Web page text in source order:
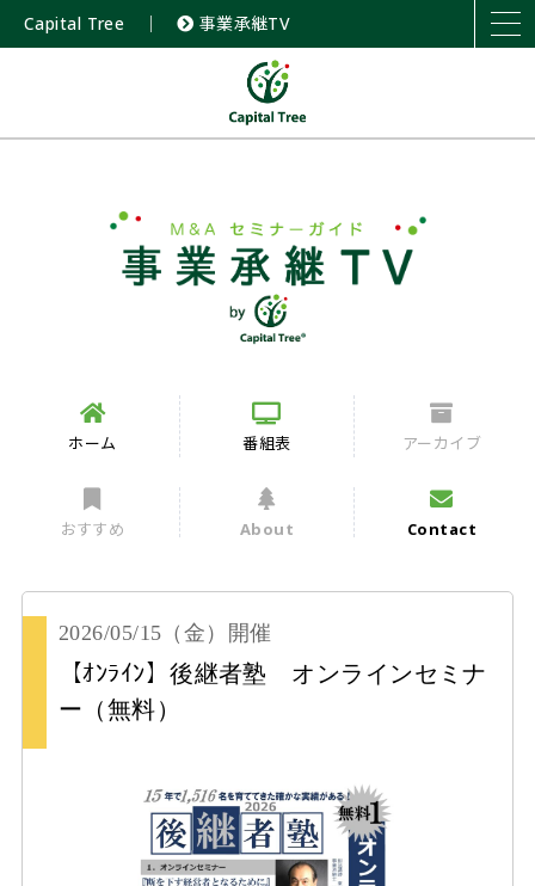
Capital Tree ｜ 事業承継TV
ホーム 番組表 アーカイブ
おすすめ About Contact
2026/05/15 （金） 開催
【ｵﾝﾗｲﾝ】後継者塾 オンラインセミナ
ー（無料）